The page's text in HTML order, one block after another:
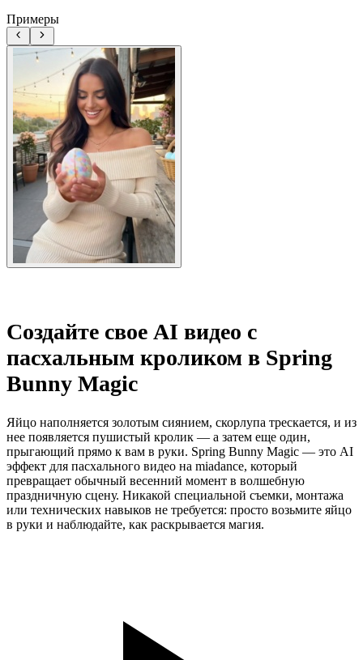
Примеры
Создайте свое AI видео с
пасхальным кроликом в Spring
Bunny Magic
Яйцо наполняется золотым сиянием, скорлупа трескается, и из
нее появляется пушистый кролик — а затем еще один,
прыгающий прямо к вам в руки. Spring Bunny Magic — это AI
эффект для пасхального видео на miadance, который
превращает обычный весенний момент в волшебную
праздничную сцену. Никакой специальной съемки, монтажа
или технических навыков не требуется: просто возьмите яйцо
в руки и наблюдайте, как раскрывается магия.